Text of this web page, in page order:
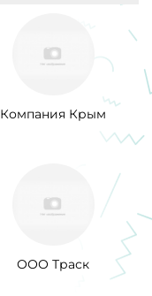
Компания Крым
ООО Траск